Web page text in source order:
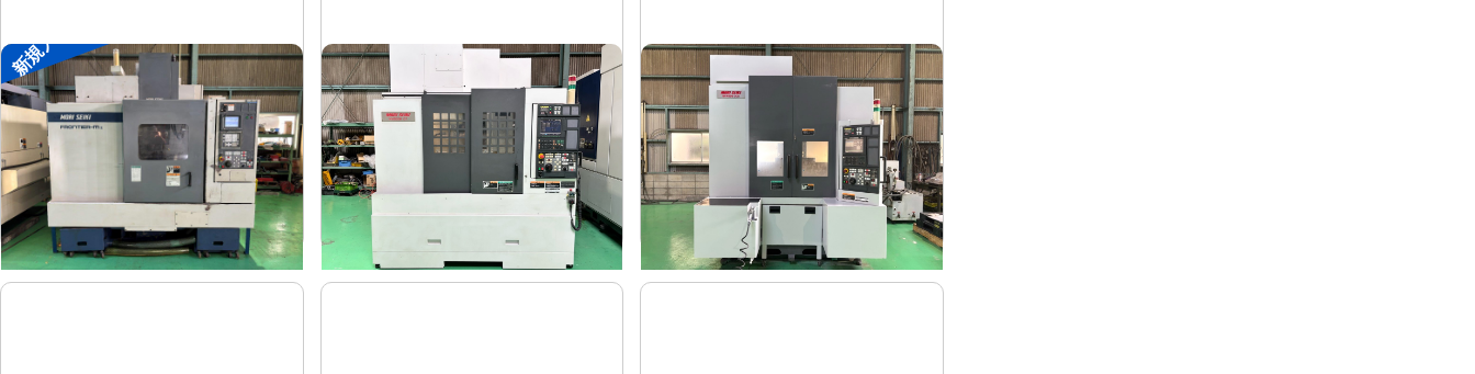
新規入荷
#4立マシニング
メーカー 森精機
形 FRONTIER-MⅡ/40
年
#5立マシニング
メーカー 森精機
形 NV5000α1A/40
式2008
#4立マシニング
メーカー
形 NV4000DCG
2004